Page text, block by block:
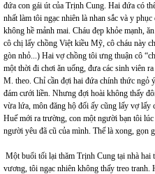
đứa con gái út của Trịnh Cung. Hai đứa có
nhất làm tôi ngạc nhiên là nhan sắc và y
không hề mảnh mai. Cháu đẹp khỏe mạnh,
cô chị lấy chồng Việt kiều Mỹ, cô cháu này
gòn nhỏ...) Hai vợ chồng tôi ưng thuận cô
một thời đi chơi ăn uống, đưa các sinh viên
M. theo. Chỉ cần đợi hai đứa chính thức ngỏ
đám cưới liền. Nhưng đợi hoài không thấy
vừa lứa, môn đăng hộ đối ấy cũng lấy vợ lấy
Huế mới ra trường, con một người bạn tôi
người yêu đã cũ của mình. Thế là xong, gọn
Một buổi tối lại thăm Trịnh Cung tại nhà hai
vương, tôi ngạc nhiên không thấy treo